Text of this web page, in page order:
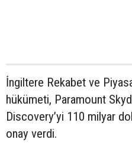
İngiltere Rekabet ve
hükümeti, Paramount
Discovery’yi 110 milyar
onay verdi.